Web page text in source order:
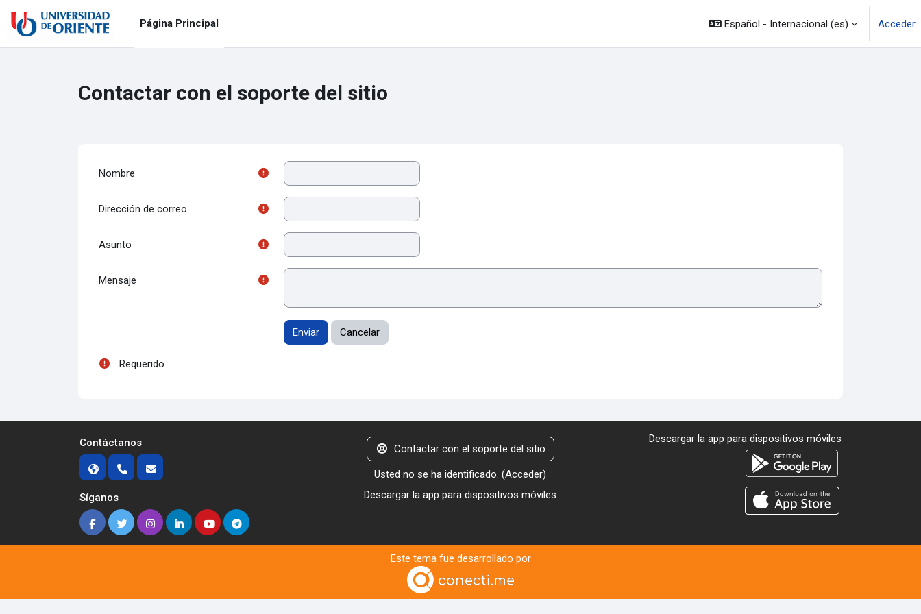
Página Principal
Español - Internacional ‎(es)‎ Acceder
Contactar con el soporte del sitio
Nombre
Dirección de correo
Asunto
Mensaje
Requerido
Contáctanos
Síganos
Contactar con el soporte del sitio
Usted no se ha identificado. (Acceder)
Descargar la app para dispositivos móviles
Descargar la app para dispositivos móviles
Este tema fue desarrollado por